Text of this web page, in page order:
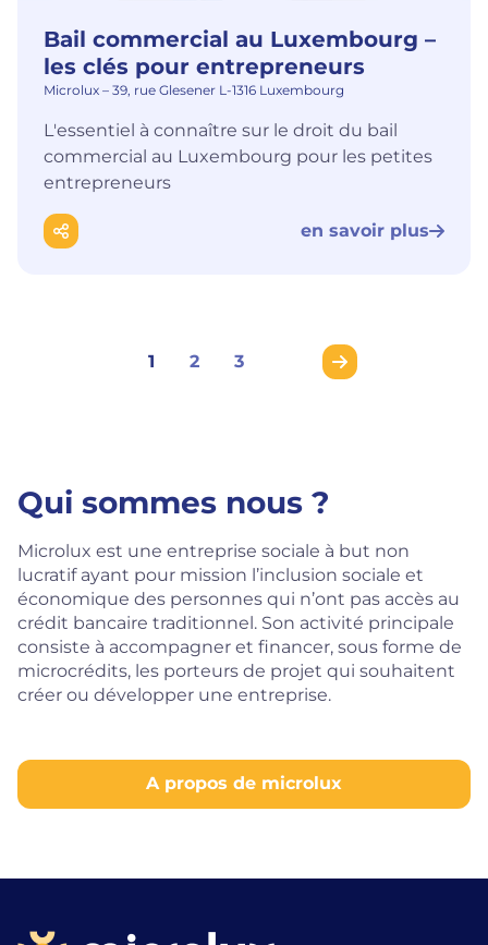
Bail commercial au Luxembourg –
les clés pour entrepreneurs
Microlux – 39, rue Glesener L-1316 Luxembourg
L'essentiel à connaître sur le droit du bail
commercial au Luxembourg pour les petites
entrepreneurs
en savoir plus
1 2 3
Qui sommes nous ?
Microlux est une entreprise sociale à but non
lucratif ayant pour mission l’inclusion sociale et
économique des personnes qui n’ont pas accès au
crédit bancaire traditionnel. Son activité principale
consiste à accompagner et financer, sous forme de
microcrédits, les porteurs de projet qui souhaitent
créer ou développer une entreprise.
A propos de microlux